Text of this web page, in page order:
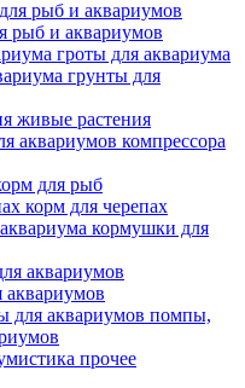
рыб и аквариумов
гроты для аквариума
грунты для
живые растения
компрессора
для рыб
корм для черепах
кормушки для
аквариумов
помпы,
прочее